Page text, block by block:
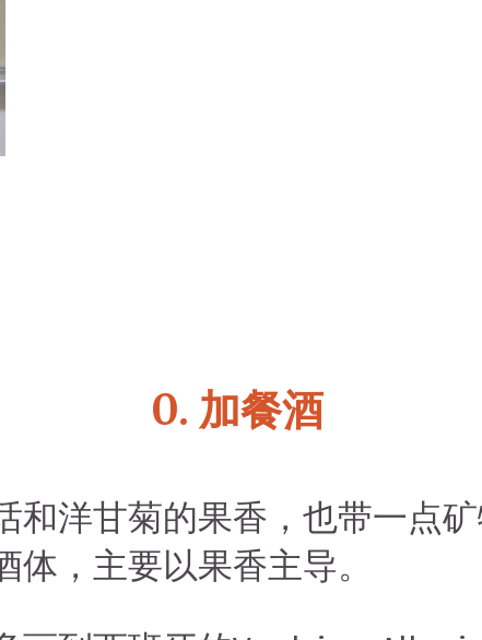
0. 加餐酒
和洋甘菊的果香，也带一点
，主要以果香主导。